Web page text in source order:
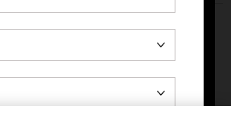
UN PARFUM